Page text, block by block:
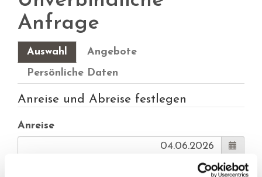
Anfrage
Auswahl
Angebote
Persönliche Daten
Anreise und Abreise festlegen
Anreise